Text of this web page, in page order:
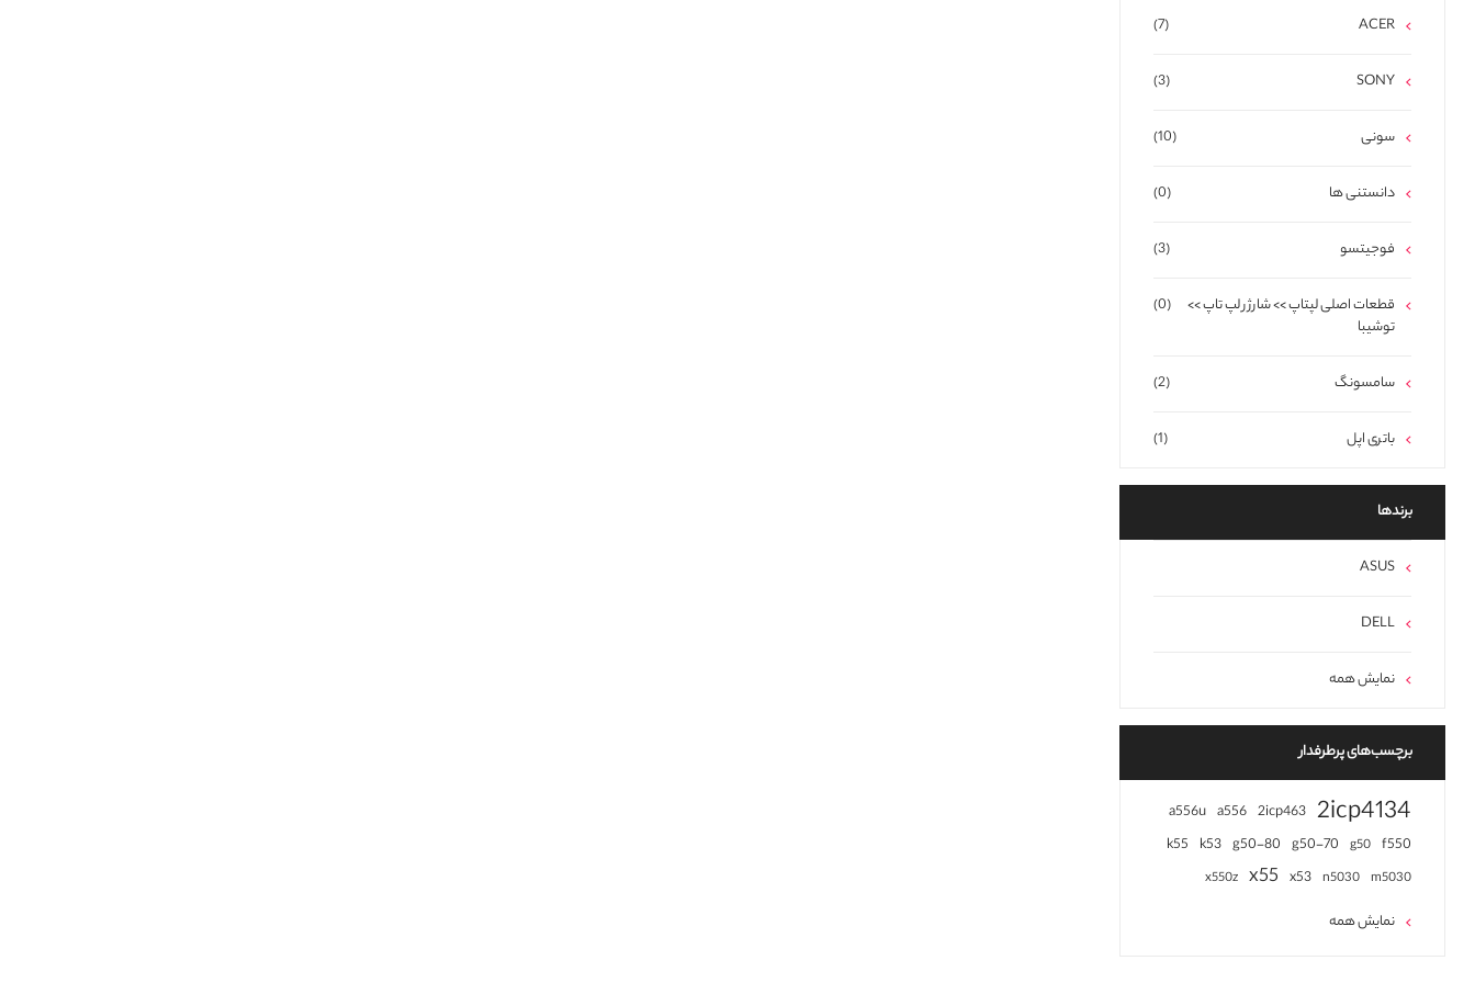
(7) ACER
(3) SONY
(10) سونی
(0) دانستنی ها
(3) فوجیتسو
(0)
قطعات اصلی لپتاپ >> شارژر لپ تاپ >>
توشیبا
(2) سامسونگ
(1) باتری اپل
برند‌ها
ASUS
DELL
نمایش همه
برچسب‌های پرطرفدار
2icp4134
2icp463
a556
a556u
f550
g50
g50-70
g50-80
k53
k55
m5030
n5030
x53
x55
x550z
نمایش همه